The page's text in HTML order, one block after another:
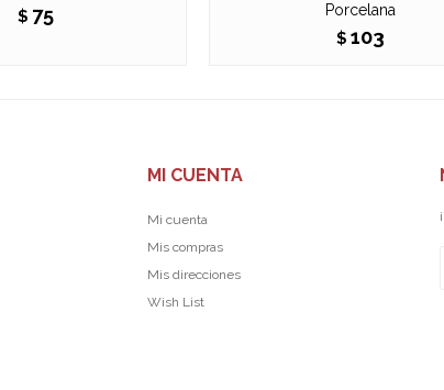
$ 75
Porcelana
$ 103
MI CUENTA
Mi cuenta
Mis compras
Mis direcciones
Wish List